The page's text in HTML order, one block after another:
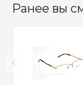
Ранее вы